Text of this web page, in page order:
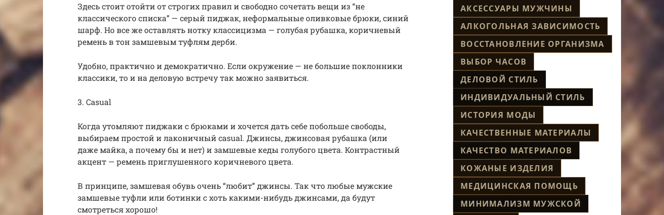
Здесь стоит отойти от строгих правил и свободно сочетать вещи из “не
классического списка” — серый пиджак, неформальные оливковые брюки, синий
шарф. Но все же оставлять нотку классицизма — голубая рубашка, коричневый
ремень в тон замшевым туфлям дерби.
Удобно, практично и демократично. Если окружение — не большие поклонники
классики, то и на деловую встречу так можно заявиться.
3. Casual
Когда утомляют пиджаки с брюками и хочется дать себе побольше свободы,
выбираем простой и лаконичный casual. Джинсы, джинсовая рубашка (или
даже майка, а почему бы и нет) и замшевые кеды голубого цвета. Контрастный
акцент — ремень приглушенного коричневого цвета.
В принципе, замшевая обувь очень “любит” джинсы. Так что любые мужские
замшевые туфли или ботинки с хоть какими-нибудь джинсами, да будут
смотреться хорошо!
АКСЕССУАРЫ МУЖЧИНЫ
АЛКОГОЛЬНАЯ ЗАВИСИМОСТЬ
ВОССТАНОВЛЕНИЕ ОРГАНИЗМА
ВЫБОР ЧАСОВ
ДЕЛОВОЙ СТИЛЬ
ИНДИВИДУАЛЬНЫЙ СТИЛЬ
ИСТОРИЯ МОДЫ
КАЧЕСТВЕННЫЕ МАТЕРИАЛЫ
КАЧЕСТВО МАТЕРИАЛОВ
КОЖАНЫЕ ИЗДЕЛИЯ
МЕДИЦИНСКАЯ ПОМОЩЬ
МИНИМАЛИЗМ МУЖСКОЙ